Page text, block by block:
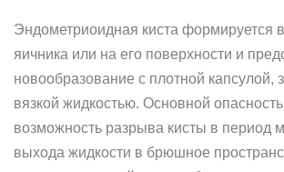
Эндометриоидная киста формируется
яичника или на его поверхности и
новообразование с плотной капсулой,
вязкой жидкостью. Основной
возможность разрыва кисты в период
выхода жидкости в брюшное